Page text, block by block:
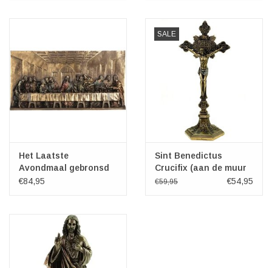
Het Laatste
Avondmaal gebronsd
Veronese Design
€84,95
SALE
Sint Benedictus
Crucifix (aan de muur
en staand)
€59,95 €54,95